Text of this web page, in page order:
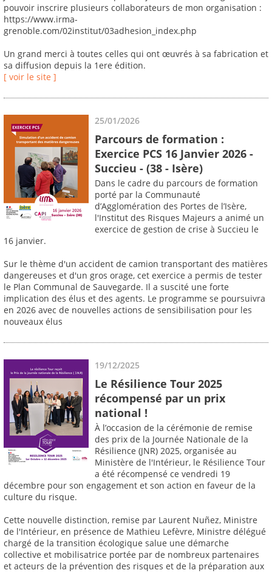
pouvoir inscrire plusieurs collaborateurs de mon organisation :
https://www.irma-
grenoble.com/02institut/03adhesion_index.php
Un grand merci à toutes celles qui ont œuvrés à sa fabrication et
sa diffusion depuis la 1ere édition.
[ voir le site ]
25/01/2026
Parcours de formation :
Exercice PCS 16 Janvier 2026 -
Succieu - (38 - Isère)
Dans le cadre du parcours de formation
porté par la Communauté
d’Agglomération des Portes de l’Isère,
l'Institut des Risques Majeurs a animé un
exercice de gestion de crise à Succieu le
16 janvier.
Sur le thème d'un accident de camion transportant des matières
dangereuses et d'un gros orage, cet exercice a permis de tester
le Plan Communal de Sauvegarde. Il a suscité une forte
implication des élus et des agents. Le programme se poursuivra
en 2026 avec de nouvelles actions de sensibilisation pour les
nouveaux élus
19/12/2025
Le Résilience Tour 2025
récompensé par un prix
national !
À l’occasion de la cérémonie de remise
des prix de la Journée Nationale de la
Résilience (JNR) 2025, organisée au
Ministère de l'Intérieur, le Résilience Tour
a été récompensé ce vendredi 19
décembre pour son engagement et son action en faveur de la
culture du risque.
Cette nouvelle distinction, remise par Laurent Nuñez, Ministre
de l'Intérieur, en présence de Mathieu Lefèvre, Ministre délégué
chargé de la transition écologique salue une démarche
collective et mobilisatrice portée par de nombreux partenaires
et acteurs de la prévention des risques et de la préparation aux